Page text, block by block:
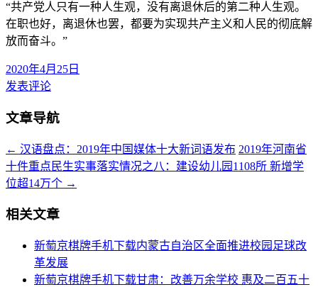
“共产党人只有一种人生观，没有离退休后的第二种人生观。
在职也好，离退休也罢，都要为实现共产主义和人民的彻底解
放而奋斗。”
2020年4月25日
发表评论
文章导航
← 汉语盘点：2019年中国媒体十大新词语发布 2019年河南省
十件重点民生实事落实情况之八：建设幼儿园1108所 新增学
位超14万个 →
相关文章
新萄京棋牌手机下载内蒙古自治区全面推进校园足球改
革发展
新萄京棋牌手机下载甘肃：改善万余学校 惠及二百五十